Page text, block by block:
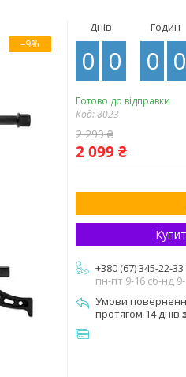
–9%
Днів
0 0
Годин
0 0
Готово до відправки
Код:8023
2 299 ₴
2 099 ₴
+380 (67) 345-22-33
пн-пт 9-16 сб-нд
протягом 14 днів